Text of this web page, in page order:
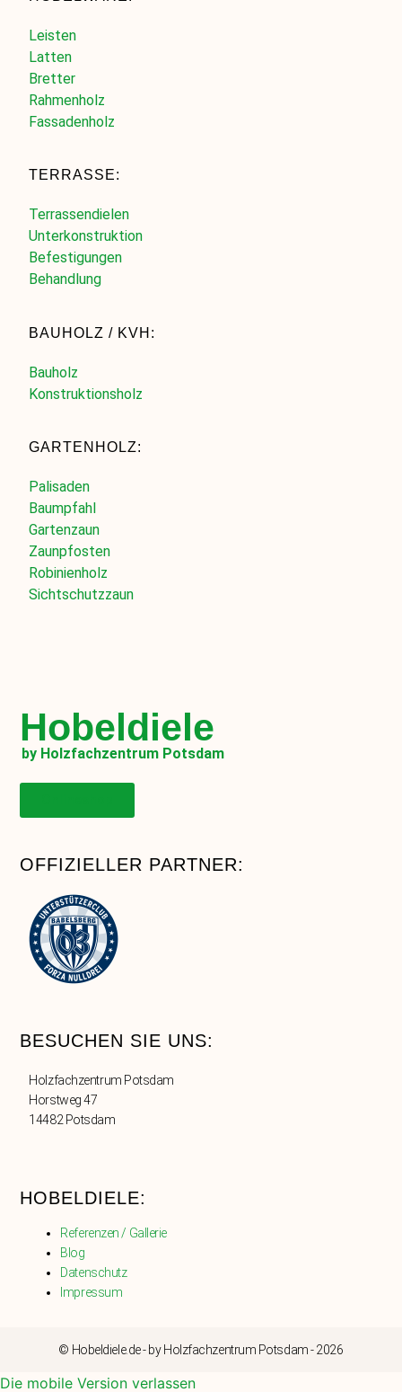
Leisten
Latten
Bretter
Rahmenholz
Fassadenholz
TERRASSE:
Terrassendielen
Unterkonstruktion
Befestigungen
Behandlung
BAUHOLZ / KVH:
Bauholz
Konstruktionsholz
GARTENHOLZ:
Palisaden
Baumpfahl
Gartenzaun
Zaunpfosten
Robinienholz
Sichtschutzzaun
Hobeldiele
by Holzfachzentrum Potsdam
OFFIZIELLER PARTNER:
BESUCHEN SIE UNS:
Holzfachzentrum Potsdam
Horstweg 47
14482 Potsdam
HOBELDIELE:
Referenzen / Gallerie
Blog
Datenschutz
Impressum
© Hobeldiele.de - by Holzfachzentrum Potsdam - 2026
Die mobile Version verlassen